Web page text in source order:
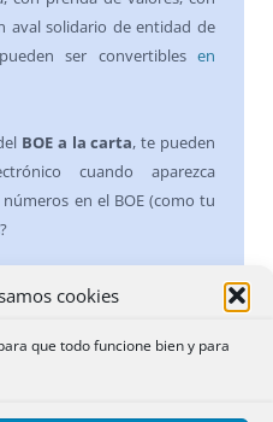
cookies
que todo funcione bien y para
aval solidario de entidad de
ser convertiblesen
BOE a la carta, te pueden
cuando aparezca
en el BOE (como tu
?
lógico, sistemático y
, si la voluntad del
al